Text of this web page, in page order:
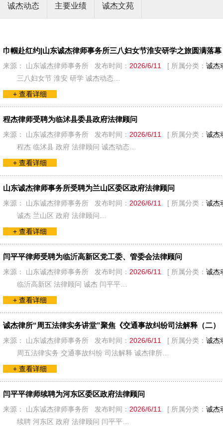
诚杰动态 主要业绩 诚杰文苑
巾帼赴红约|山东诚杰律师事务所三八妇女节淮安研学之旅圆满落幕
来源： 山东诚杰律师事务所 发布时间： 2026/6/11 [ 所属分类： 诚杰
三八妇女节 淮安 研学 诚杰动态…
+ 查看详细
程杰律师受聘为临沭县委县政府法律顾问
来源： 山东诚杰律师事务所 发布时间： 2026/6/11 [ 所属分类： 诚杰
程杰 临沭县 政府 法律顾问 诚杰动态…
+ 查看详细
山东诚杰律师事务所受聘为兰山区委区政府法律顾问
来源： 山东诚杰律师事务所 发布时间： 2026/6/11 [ 所属分类： 诚杰
诚杰 兰山区 政府 法律顾问…
+ 查看详细
闫平平律师受聘为临沂高新区党工委、管委会法律顾问
来源： 山东诚杰律师事务所 发布时间： 2026/6/11 [ 所属分类： 诚杰
临沂高新区 法律顾问 诚杰 闫平平…
+ 查看详细
诚杰律所“周五法律实务讲堂”聚焦《交通事故纠纷司法解释（二
来源： 山东诚杰律师事务所 发布时间： 2026/6/11 [ 所属分类： 诚杰
周五法律实务 交通事故纠纷 司法解释 诚杰律所…
+ 查看详细
闫平平律师续聘为河东区委区政府法律顾问
来源： 山东诚杰律师事务所 发布时间： 2026/6/11 [ 所属分类： 诚杰
续聘 河东区 政府 法律顾问 闫平平…